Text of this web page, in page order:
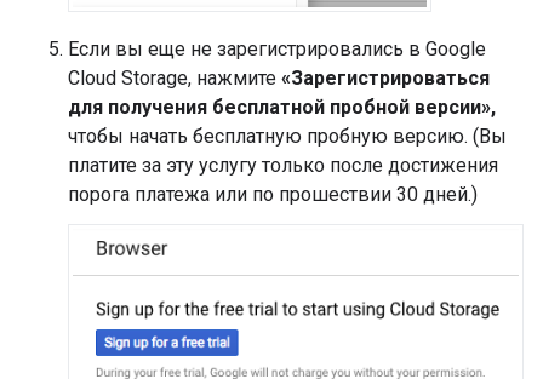
Если вы еще не зарегистрировались в Google
Cloud Storage, нажмите «Зарегистрироваться
для получения бесплатной пробной версии»,
чтобы начать бесплатную пробную версию. (Вы
платите за эту услугу только после достижения
порога платежа или по прошествии 30 дней.)